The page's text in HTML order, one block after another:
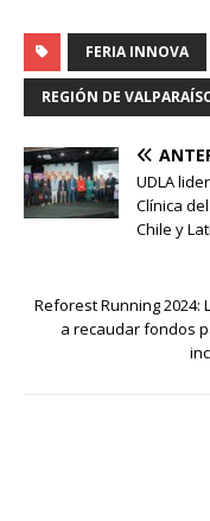
FERIA INNOVA
REGIÓN DE
UDLA
Clínica
Chile y
Reforest Running 2024:
a recaudar fondos